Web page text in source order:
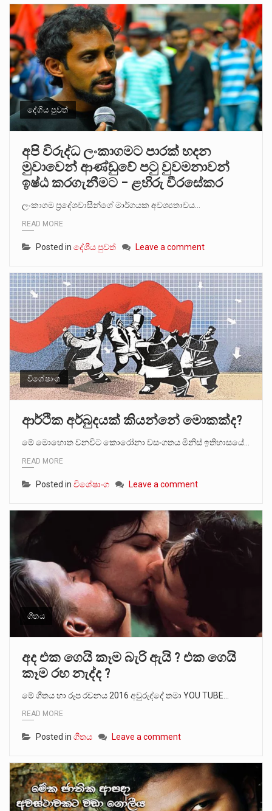
දේශීය පුවත්
අපි විරුද්ධ ලංකාගමට පාරක් හදන
මුවාවෙන් ආණ්ඩුවේ පටු වුවමනාවන්
ඉෂ්ඨ කරගැනීමට – ළහිරු වීරසේකර
ලංකාගම ප්‍රදේශවාසීන්ගේ මාර්ගයක අවශ්‍යතාවය…
READ MORE
Posted in දේශීය පුවත් Leave a comment
විශේෂාංග
ආර්ථික අර්බුදයක් කියන්නේ මොකක්ද?
මේ මොහොත වනවිට කොරෝනා වසංගතය මිනිස් ඉතිහාසයේ…
READ MORE
Posted in විශේෂාංග Leave a comment
ගීතය
අද එක ගෙයි කෑම බැරි ඇයි ? එක ගෙයි
කෑම රහ නැද්ද ?
මේ ගීතය හා රූප රචනය 2016 අවුරුද්දේ තමා YOU TUBE…
READ MORE
Posted in ගීතය Leave a comment